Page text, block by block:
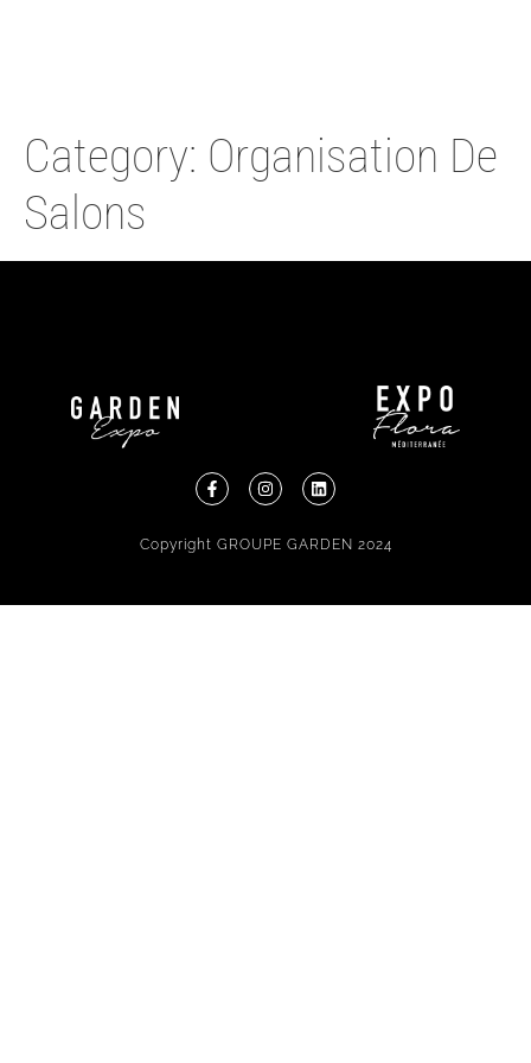
Category: Organisation De
Salons
Copyright GROUPE GARDEN 2024